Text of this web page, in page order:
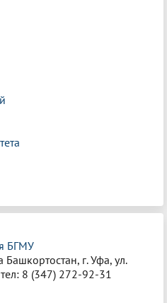
БГМУ
г. Уфа, ул.
8 (347) 272-92-31